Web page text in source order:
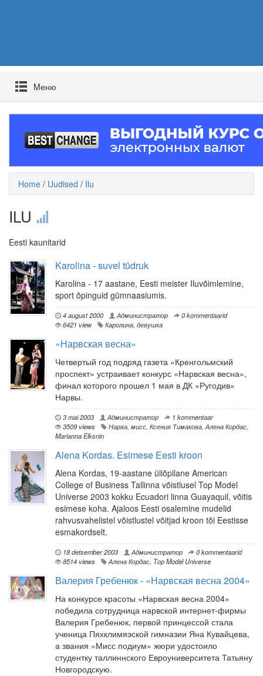
Mеню
Home / Uudised / Ilu
ILU
Eesti kaunitarid
Karolina - suvel tüdruk
Karolina - 17 aastane, Eesti meister Iluvõimlemine,
sport õpinguid gümnaasiumis.
4 august 2000 Администратор
0 kommentaarid
6421 view
Каролина, девушка
«Нарвская весна»
Четвертый год подряд газета «Кренгольмский
проспект» устраивает конкурс «Нарвская весна»,
финал которого прошел 1 мая в ДК «Ругодив»
Нарвы.
3 mai 2003 Администратор
1 kommentaar
3509 views
Нарва, мисс, Ксения Тимакова,Алена Кордас,
Marianna Elksnin
Alena Kordas. Esimese Eesti kroon
Alena Kordas, 19-aastane üliõpilane American
College of Business Tallinna võistlusel Top Model
Universe 2003 kokku Ecuadori linna Guayaquil, võitis
esimese koha. Ajaloos Eesti osalemine mudelid
rahvusvahelistel võistlustel võitjad kroon tõi Eestisse
esmakordselt.
18 detsember 2003 Администратор
0 kommentaarid
8514 views
Алена Кордас, Tор Model Universe
Валерия Гребенюк - «Нарвская весна 2004»
На конкурсе красоты «Нарвская весна 2004»
победила сотрудница нарвской интернет-фирмы
Валерия Гребенюк, первой принцессой стала
ученица Пяхклимяэской гимназии Яна Кувайцева,
а звания «Мисс подиум» жюри удостоило
студентку таллиннского Евроуниверситета Татьяну
Новгородскую.